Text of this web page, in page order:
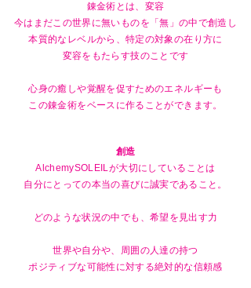
錬金術とは、変容
今はまだこの世界に無いものを「無」の中で創造し
本質的なレベルから、特定の対象の在り方に
変容をもたらす技のことです
心身の癒しや覚醒を促すためのエネルギーも
この錬金術をベースに作ることができます。
創造
AlchemySOLEILが大切にしていることは
自分にとっての本当の喜びに誠実であること。
どのような状況の中でも、希望を見出す力
世界や自分や、周囲の人達の持つ
ポジティブな可能性に対する絶対的な信頼感